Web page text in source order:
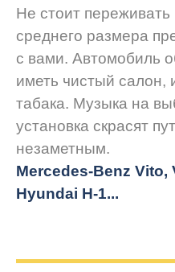
Не стоит переживать
среднего размера
с вами. Автомобиль
иметь чистый салон,
табака. Музыка на
установка скрасят
незаметным.
Mercedes-Benz Vito,
Hyundai H-1...